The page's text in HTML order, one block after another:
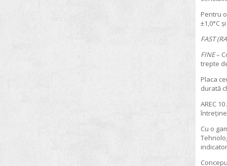
Pentru
±1,0°C
FAST
FINE–
trepte
Placa
durată
AREC
Cu o